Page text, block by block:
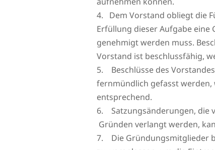
4. Dem Vorstand obliegt die
Erfüllung dieser Aufgabe
genehmigt werden muss.
Vorstand ist beschlussfähig,
5. Beschlüsse des
fernmündlich gefasst
entsprechend.
6. Satzungsänderungen, die
Gründen verlangt werden,
7. Die Gründungsmitglieder